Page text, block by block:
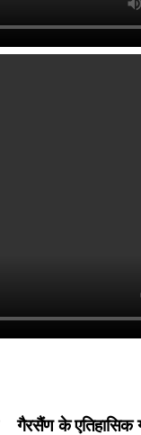
गैरसैंण के एतिहासिक